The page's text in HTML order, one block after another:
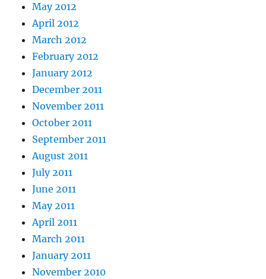
May 2012
April 2012
March 2012
February 2012
January 2012
December 2011
November 2011
October 2011
September 2011
August 2011
July 2011
June 2011
May 2011
April 2011
March 2011
January 2011
November 2010